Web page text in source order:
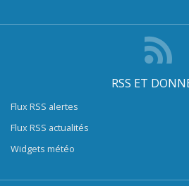
RSS ET
Flux RSS alertes
Flux RSS actualités
Widgets météo